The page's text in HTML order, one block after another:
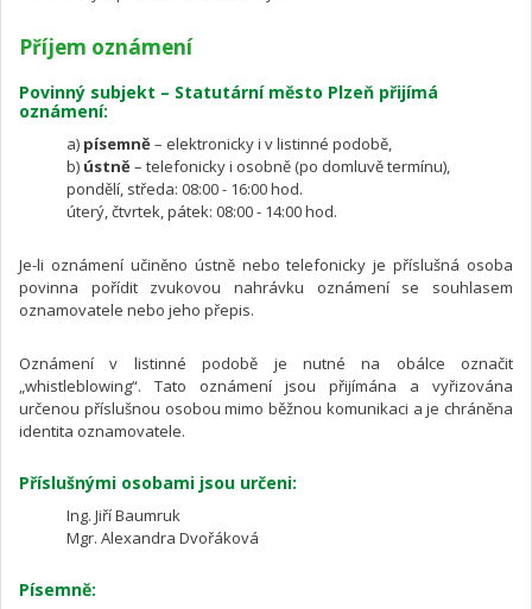
Příjem oznámení
Povinný subjekt – Statutární město Plzeň přijímá
oznámení:
a) písemně – elektronicky i v listinné podobě,
b) ústně – telefonicky i osobně (po domluvě termínu),
pondělí, středa: 08:00 - 16:00 hod.
úterý, čtvrtek, pátek: 08:00 - 14:00 hod.
Je-li oznámení učiněno ústně nebo telefonicky je příslušná osoba
povinna pořídit zvukovou nahrávku oznámení se souhlasem
oznamovatele nebo jeho přepis.
Oznámení v listinné podobě je nutné na obálce označit
„whistleblowing“. Tato oznámení jsou přijímána a vyřizována
určenou příslušnou osobou mimo běžnou komunikaci a je chráněna
identita oznamovatele.
Příslušnými osobami jsou určeni:
Ing. Jiří Baumruk
Mgr. Alexandra Dvořáková
Písemně: